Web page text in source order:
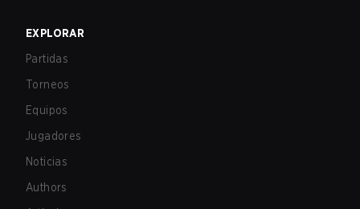
EXPLORAR
Partidas
Torneos
Equipos
Jugadores
Noticias
Authors